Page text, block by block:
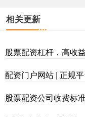
相关更新
股票配资杠杆，高收
配资门户网站 | 正规
股票配资公司收费标